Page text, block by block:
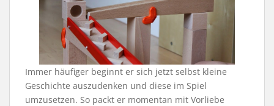
Immer häufiger beginnt er sich jetzt selbst kleine
Geschichte auszudenken und diese im Spiel
umzusetzen. So packt er momentan mit Vorliebe